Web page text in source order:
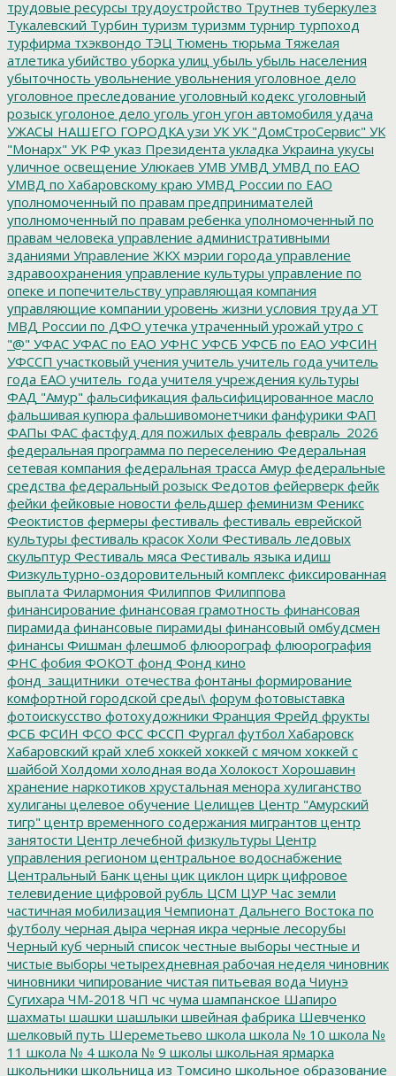
трудовые ресурсы трудоустройство Трутнев туберкулез
Тукалевский Турбин туризм туризмм турнир турпоход
турфирма тхэквондо ТЭЦ Тюмень тюрьма Тяжелая
атлетика убийство уборка улиц убыль убыль населения
убыточность увольнение увольнения уголовное дело
уголовное преследование уголовный кодекс уголовный
розыск уголоное дело уголь угон угон автомобиля удача
УЖАСЫ НАШЕГО ГОРОДКА узи УК УК "ДомСтроСервис" УК
"Монарх" УК РФ указ Президента укладка Украина укусы
уличное освещение Улюкаев УМВ УМВД УМВД по ЕАО
УМВД по Хабаровскому краю УМВД России по ЕАО
уполномоченный по правам предпринимателей
уполномоченный по правам ребенка уполномоченный по
правам человека управление административными
зданиями Управление ЖКХ мэрии города управление
здравоохранения управление культуры управление по
опеке и попечительству управляющая компания
управляющие компании уровень жизни условия труда УТ
МВД России по ДФО утечка утраченный урожай утро с
"@" УФАС УФАС по ЕАО УФНС УФСБ УФСБ по ЕАО УФСИН
УФССП участковый учения учитель учитель года учитель
года ЕАО учитель_года учителя учреждения культуры
ФАД "Амур" фальсификация фальсифицированное масло
фальшивая купюра фальшивомонетчики фанфурики ФАП
ФАПы ФАС фастфуд для пожилых февраль февраль_2026
федеральная программа по переселению Федеральная
сетевая компания федеральная трасса Амур федеральные
средства федеральный розыск Федотов фейерверк фейк
фейки фейковые новости фельдшер феминизм Феникс
Феоктистов фермеры фестиваль фестиваль еврейской
культуры фестиваль красок Холи Фестиваль ледовых
скульптур Фестиваль мяса Фестиваль языка идиш
Физкультурно-оздоровительный комплекс фиксированная
выплата Филармония Филиппов Филиппова
финансирование финансовая грамотность финансовая
пирамида финансовые пирамиды финансовый омбудсмен
финансы Фишман флешмоб флюорограф флюорография
ФНС фобия ФОКОТ фонд Фонд кино
фонд_защитники_отечества фонтаны формирование
комфортной городской среды\ форум фотовыставка
фотоискусство фотохудожники Франция Фрейд фрукты
ФСБ ФСИН ФСО ФСС ФССП Фургал футбол Хабаровск
Хабаровский край хлеб хоккей хоккей с мячом хоккей с
шайбой Холдоми холодная вода Холокост Хорошавин
хранение наркотиков хрустальная менора хулиганство
хулиганы целевое обучение Целищев Центр "Амурский
тигр" центр временного содержания мигрантов центр
занятости Центр лечебной физкультуры Центр
управления регионом центральное водоснабжение
Центральный Банк цены цик циклон цирк цифровое
телевидение цифровой рубль ЦСМ ЦУР Час земли
частичная мобилизация Чемпионат Дальнего Востока по
футболу черная дыра черная икра черные лесорубы
Черный куб черный список честные выборы честные и
чистые выборы четырехдневная рабочая неделя чиновник
чиновники чипирование чистая питьевая вода Чиунэ
Сугихара ЧМ-2018 ЧП чс чума шампанское Шапиро
шахматы шашки шашлыки швейная фабрика Шевченко
шелковый путь Шереметьево школа школа № 10 школа №
11 школа № 4 школа № 9 школы школьная ярмарка
школьники школьница из Томсино школьное образование